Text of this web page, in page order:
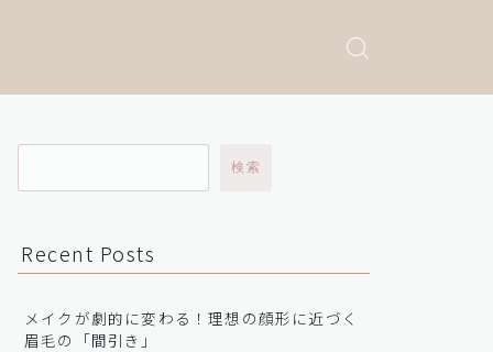
検索
Recent Posts
メイクが劇的に変わる！理想の顔形に近づく
眉毛の「間引き」